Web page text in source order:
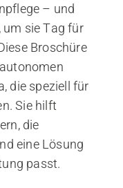
– und
sie Tag für
Broschüre
die speziell für
Sie hilft
die
eine Lösung
passt.